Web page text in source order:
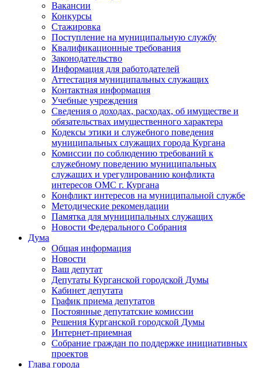
Вакансии
Конкурсы
Стажировка
Поступление на муниципальную службу
Квалификационные требования
Законодательство
Информация для работодателей
Аттестация муниципальных служащих
Контактная информация
Учебные учреждения
Сведения о доходах, расходах, об имуществе и
обязательствах имущественного характера
Кодексы этики и служебного поведения
муниципальных служащих города Кургана
Комиссии по соблюдению требований к
служебному поведению муниципальных
служащих и урегулированию конфликта
интересов ОМС г. Кургана
Конфликт интересов на муниципальной службе
Методические рекомендации
Памятка для муниципальных служащих
Новости Федерального Cобрания
Дума
Общая информация
Новости
Ваш депутат
Депутаты Курганской городской Думы
Кабинет депутата
График приема депутатов
Постоянные депутатские комиссии
Решения Курганской городской Думы
Интернет-приемная
Собрание граждан по поддержке инициативных
проектов
Глава города